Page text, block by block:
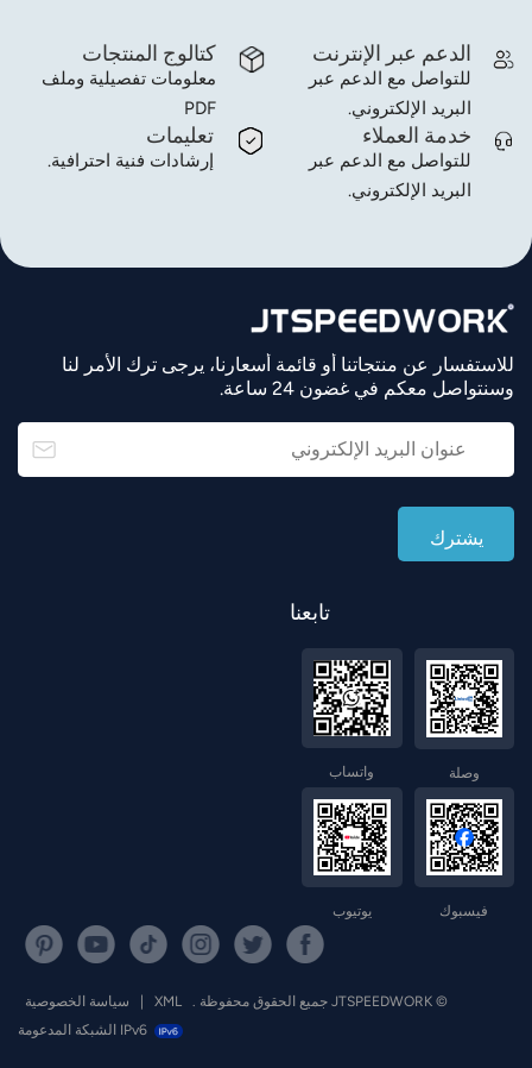
كتالوج المنتجات
معلومات تفصيلية وملف
PDF
الدعم عبر الإنترنت
للتواصل مع الدعم عبر
البريد الإلكتروني.
تعليمات
إرشادات فنية احترافية.
خدمة العملاء
للتواصل مع الدعم عبر
البريد الإلكتروني.
للاستفسار عن منتجاتنا أو قائمة أسعارنا، يرجى ترك الأمر لنا
وسنتواصل معكم في غضون 24 ساعة.
تابعنا
واتساب وصلة
يوتيوب فيسبوك
© JTSPEEDWORK جميع الحقوق محفوظة . XML
سياسة الخصوصية
IPv6 الشبكة المدعومة